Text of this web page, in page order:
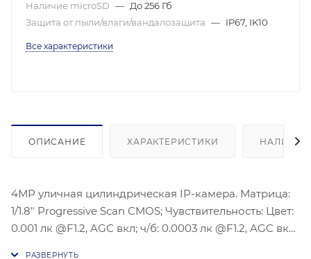
Наличие microSD — До 256 Гб
Защита от пыли/влаги/вандалозащита — IP67, IK10
Все характеристики
ОПИСАНИЕ ХАРАКТЕРИСТИКИ НАЛИЧИЕ
4МР уличная цилиндрическая IP-камера. Матрица:
1/1.8″ Progressive Scan CMOS; Чувствительность: Цвет:
0.001 лк @F1.2, AGC вкл; ч/б: 0.0003 лк @F1.2, AGC вкл;